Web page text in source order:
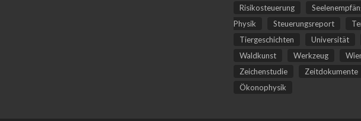
Risikosteuerung
Physik
Steuerungsreport
Tiergeschichten
Universität
Waldkunst
Werkzeug
Zeichenstudie
Zeitdokumente
Ökonophysik